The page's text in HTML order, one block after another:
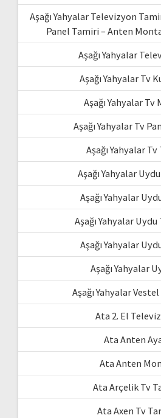
Aşağı Yahyalar Televizyon
Panel Tamiri – Anten
Aşağı Yahyalar
Aşağı Yahyalar Tv
Aşağı Yahyalar Tv
Aşağı Yahyalar Tv
Aşağı Yahyalar
Aşağı Yahyalar
Aşağı Yahyalar
Aşağı Yahyalar
Aşağı Yahyalar
Aşağı Yahyalar
Aşağı Yahyalar
Ata 2. El
Ata Anten
Ata Anten
Ata Arçelik Tv
Ata Axen Tv